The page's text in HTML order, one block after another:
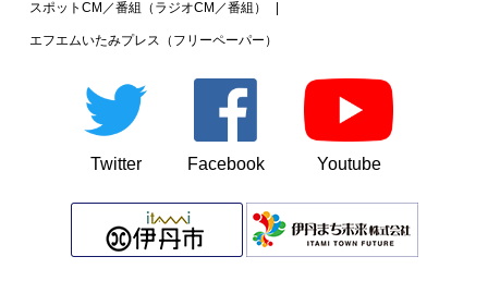
スポットCM／番組（ラジオCM／番組）
エフエムいたみプレス（フリーペーパー）
Twitter Facebook Youtube